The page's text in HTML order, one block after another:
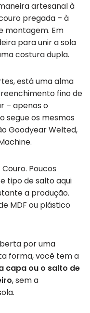
artesanal à
pregada – à
montagem. Em
para unir a sola
costura dupla.
está uma alma
fino de
– apenas o
segue os mesmos
Goodyear Welted,
Poucos
tipo de salto aqui
a produção.
MDF ou plástico
por uma
forma, você tem a
capa ou o salto de
, sem a